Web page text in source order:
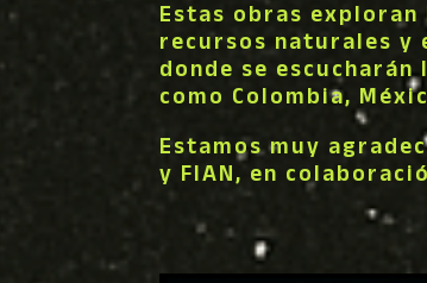
Estas obras
recursos naturales y
donde se
como Colombia,
Estamos muy
y FIAN, en